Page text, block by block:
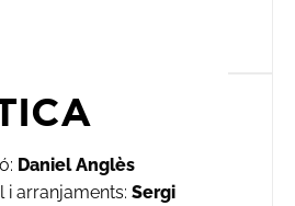
Daniel Anglès
i arranjaments: Sergi